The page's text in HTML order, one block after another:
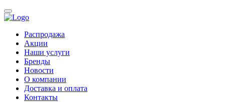
Распродажа
Акции
Наши услуги
Бренды
Новости
О компании
Доставка и оплата
Контакты